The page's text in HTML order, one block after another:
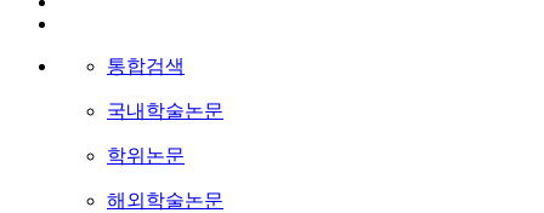
통합검색
국내학술논문
학위논문
해외학술논문